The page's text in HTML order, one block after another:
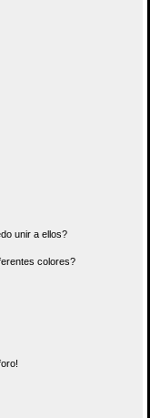
unir a ellos?
colores?